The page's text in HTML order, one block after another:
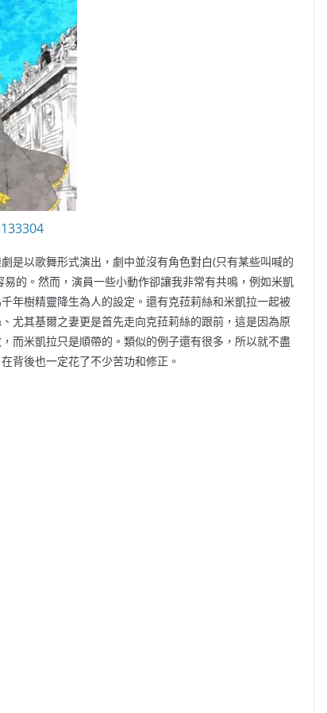
是以歌舞形式演出，劇中並沒有角色對白(只有某些叫喊的
的。然而，演員一些小動作卻讓我非常有共鳴，例如米凱
年樹精靈降生為人的設定。還有克菈莉絲和米凱拉一起被
尤其基爾之妻更是首先走向克菈莉絲的跟前，這是因為原
而米凱拉只是順帶的。類似的例子還有很多，所以就不盡
背後也一定花了不少苦功和修正。